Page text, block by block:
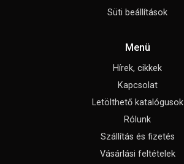
Süti beállítások
Menü
Hírek, cikkek
Kapcsolat
Letölthető katalógusok
Rólunk
Szállítás és fizetés
Vásárlási feltételek